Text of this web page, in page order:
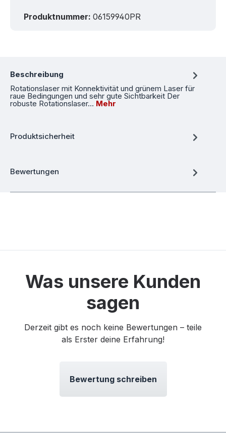
Produktnummer: 06159940PR
Beschreibung
Rotationslaser mit Konnektivität und grünem Laser für
raue Bedingungen und sehr gute Sichtbarkeit Der
robuste Rotationslaser… Mehr
Produktsicherheit
Bewertungen
Was unsere Kunden
sagen
Derzeit gibt es noch keine Bewertungen – teile
als Erster deine Erfahrung!
Bewertung schreiben